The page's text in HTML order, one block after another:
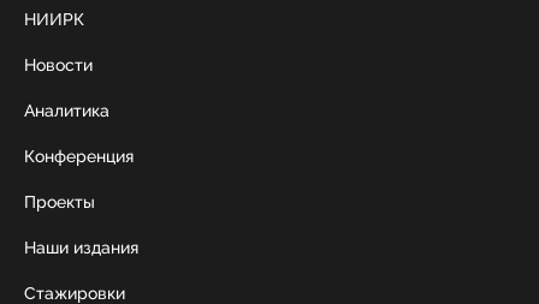
НИИРК
Новости
Аналитика
Конференция
Проекты
Наши издания
Стажировки